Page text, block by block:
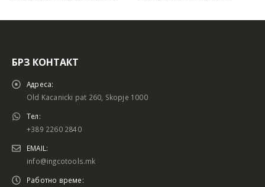
БРЗ КОНТАКТ
Адреса:
Old Kacanicki pat 260, Skopje 1000
Тел:
+389 2260 2840
EMAIL:
info@ingcotools.mk
Работно време: